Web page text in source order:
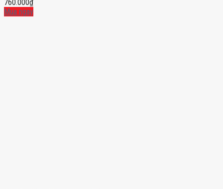
760.000₫
Mua ngay